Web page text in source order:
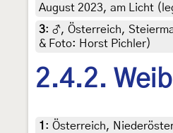
August 2023, am Licht
3: ♂, Österreich,
& Foto: Horst Pichler)
2.4.2.
1 : Österreich,